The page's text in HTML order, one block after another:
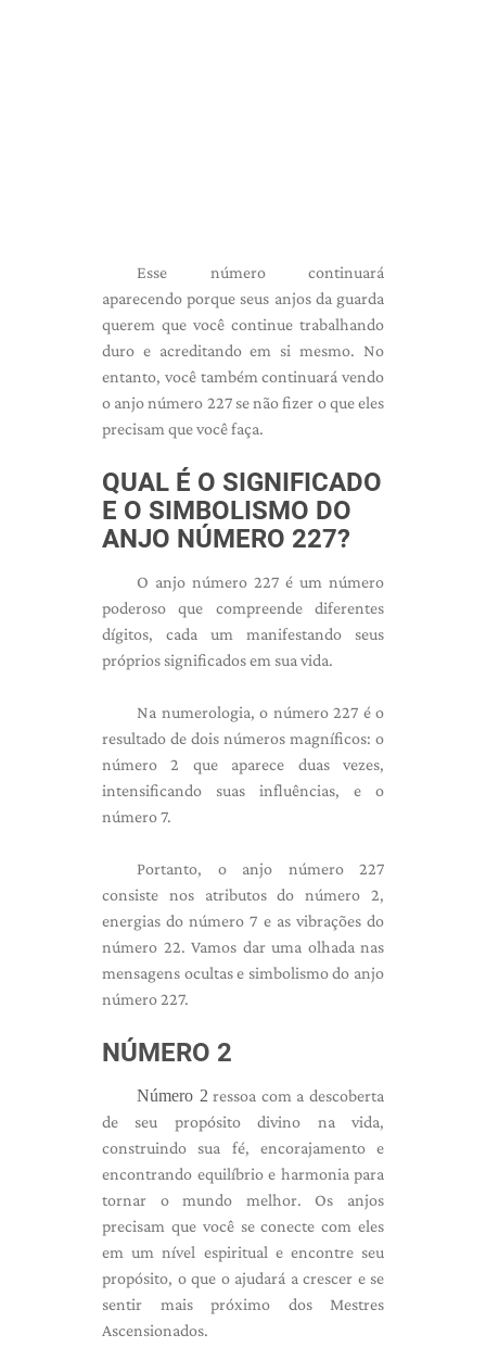
Esse número continuará
aparecendo porque seus anjos da guarda
querem que você continue trabalhando
duro e acreditando em si mesmo. No
entanto, você também continuará vendo
o anjo número 227 se não fizer o que eles
precisam que você faça.
QUAL É O SIGNIFICADO
E O SIMBOLISMO DO
ANJO NÚMERO 227?
O anjo número 227 é um número
poderoso que compreende diferentes
dígitos, cada um manifestando seus
próprios significados em sua vida.
Na numerologia, o número 227 é o
resultado de dois números magníficos: o
número 2 que aparece duas vezes,
intensificando suas influências, e o
número 7.
Portanto, o anjo número 227
consiste nos atributos do número 2,
energias do número 7 e as vibrações do
número 22. Vamos dar uma olhada nas
mensagens ocultas e simbolismo do anjo
número 227.
NÚMERO 2
Número 2 ressoa com a descoberta
de seu propósito divino na vida,
construindo sua fé, encorajamento e
encontrando equilíbrio e harmonia para
tornar o mundo melhor. Os anjos
precisam que você se conecte com eles
em um nível espiritual e encontre seu
propósito, o que o ajudará a crescer e se
sentir mais próximo dos Mestres
Ascensionados.